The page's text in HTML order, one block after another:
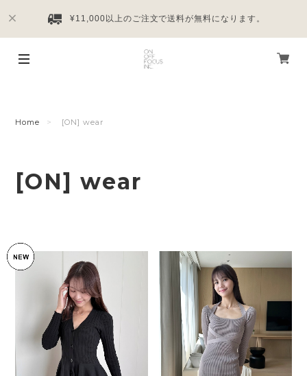
¥11,000以上のご注文で送料が無料になります。
Home [ON] wear
[ON] wear